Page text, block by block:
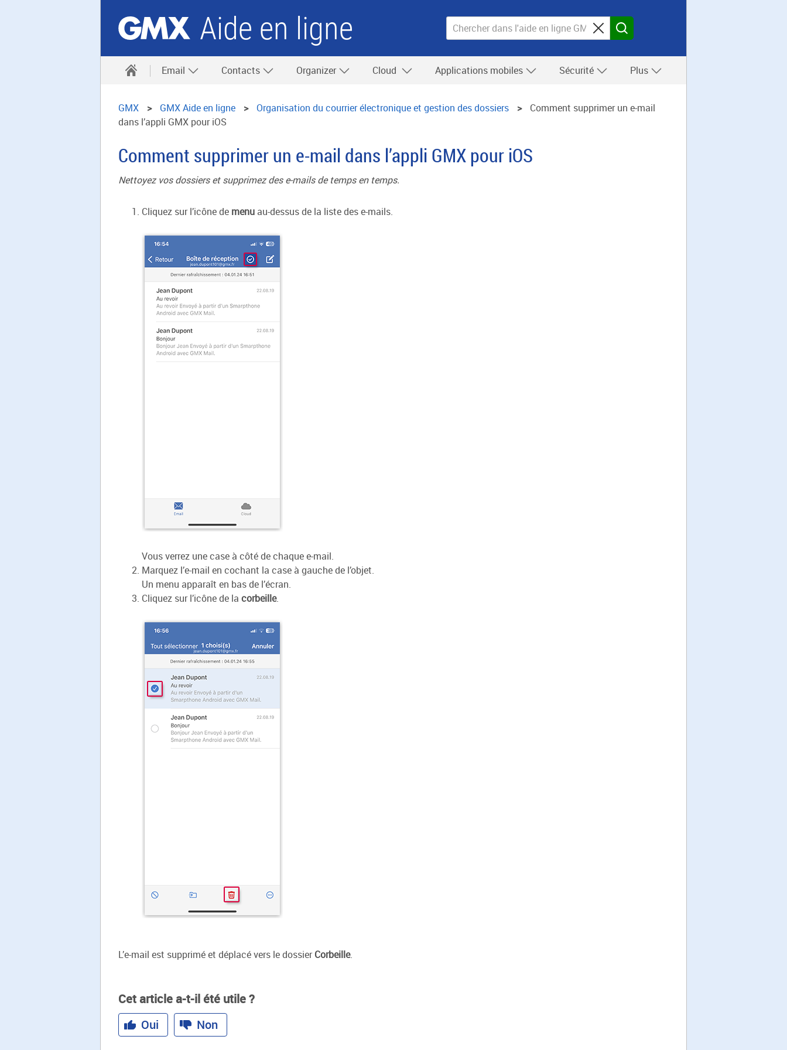
Aide en ligne
Email Contacts Organizer Cloud Applications mobiles Sécurité Plus
GMX GMX Aide en ligne Organisation du courrier électronique et gestion des dossiers
Comment supprimer un e-mail
dans l’appli GMX pour iOS
Comment supprimer un e-mail dans l’appli GMX pour iOS
Nettoyez vos dossiers et supprimez des e-mails de temps en temps.
Cliquez sur l’icône de menu au-dessus de la liste des e-mails.
Vous verrez une case à côté de chaque e-mail.
Marquez l’e-mail en cochant la case à gauche de l’objet.
Un menu apparaît en bas de l’écran.
Cliquez sur l’icône de la corbeille.
L’e-mail est supprimé et déplacé vers le dossierCorbeille.
Cet article a-t-il été utile ?
Oui
Non